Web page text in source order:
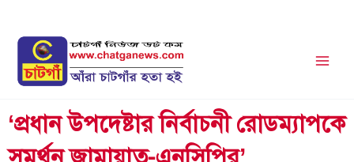
content
‘প্রধান উপদেষ্টার নির্বাচনী রোডম্যাপকে